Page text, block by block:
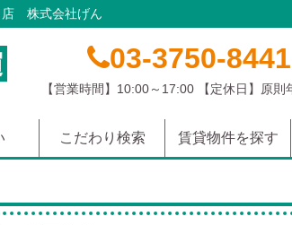
店 株式会社げん
03-3750-8441
【営業時間】10:00～17:00 【定休日】原則
こだわり検索 賃貸物件を探す